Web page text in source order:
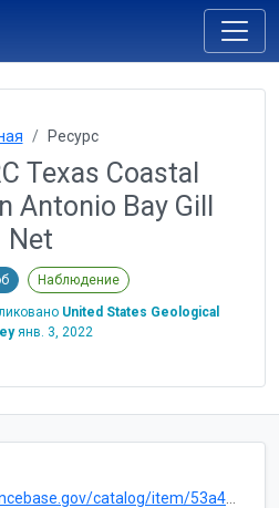
Ресурс
Texas Coastal
Antonio Bay Gill
Net
Наблюдение
United States Geological
янв. 3, 2022
catalog/item/53a4a651e4b0cbf536079085